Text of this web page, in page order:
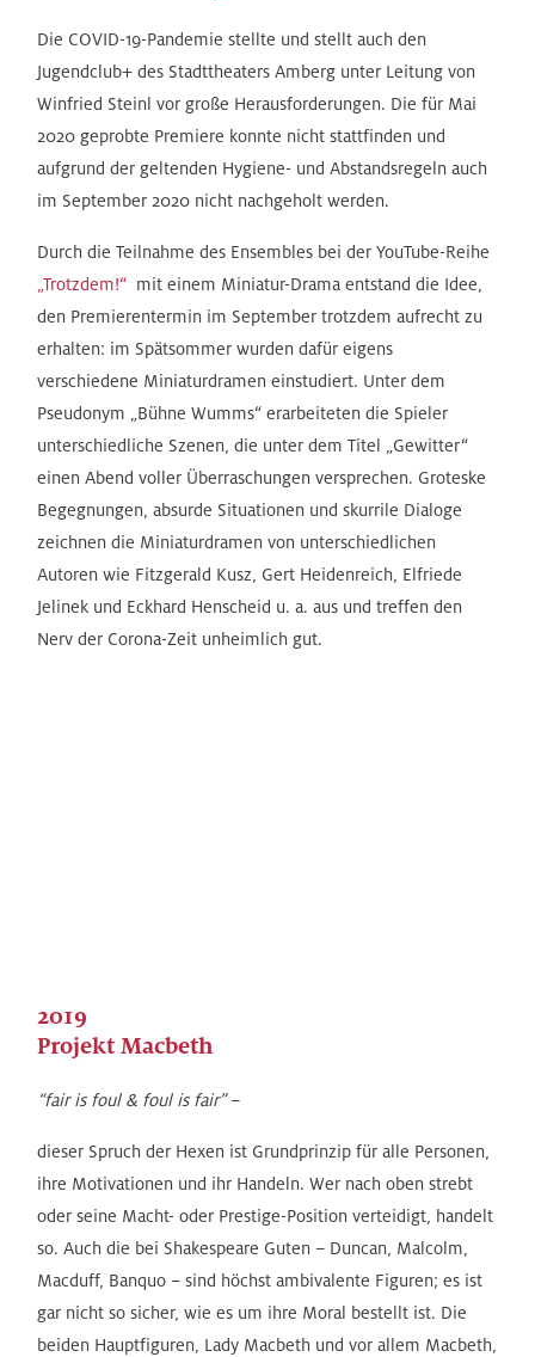
Die COVID-19-Pandemie stellte und stellt auch den
Jugendclub+ des Stadttheaters Amberg unter Leitung von
Winfried Steinl vor große Herausforderungen. Die für Mai
2020 geprobte Premiere konnte nicht stattfinden und
aufgrund der geltenden Hygiene- und Abstandsregeln auch
im September 2020 nicht nachgeholt werden.
Durch die Teilnahme des Ensembles bei der YouTube-Reihe
„Trotzdem!“ mit einem Miniatur-Drama entstand die Idee,
den Premierentermin im September trotzdem aufrecht zu
erhalten: im Spätsommer wurden dafür eigens
verschiedene Miniaturdramen einstudiert. Unter dem
Pseudonym „Bühne Wumms“ erarbeiteten die Spieler
unterschiedliche Szenen, die unter dem Titel „Gewitter“
einen Abend voller Überraschungen versprechen. Groteske
Begegnungen, absurde Situationen und skurrile Dialoge
zeichnen die Miniaturdramen von unterschiedlichen
Autoren wie Fitzgerald Kusz, Gert Heidenreich, Elfriede
Jelinek und Eckhard Henscheid u. a. aus und treffen den
Nerv der Corona-Zeit unheimlich gut.
2019
Projekt Macbeth
“fair is foul & foul is fair”–
dieser Spruch der Hexen ist Grundprinzip für alle Personen,
ihre Motivationen und ihr Handeln. Wer nach oben strebt
oder seine Macht- oder Prestige-Position verteidigt, handelt
so. Auch die bei Shakespeare Guten – Duncan, Malcolm,
Macduff, Banquo – sind höchst ambivalente Figuren; es ist
gar nicht so sicher, wie es um ihre Moral bestellt ist. Die
beiden Hauptfiguren, Lady Macbeth und vor allem Macbeth,